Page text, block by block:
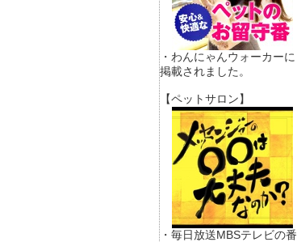
・わんにゃんウォーカーに
掲載されました。
【ペットサロン】
・毎日放送MBSテレビの番